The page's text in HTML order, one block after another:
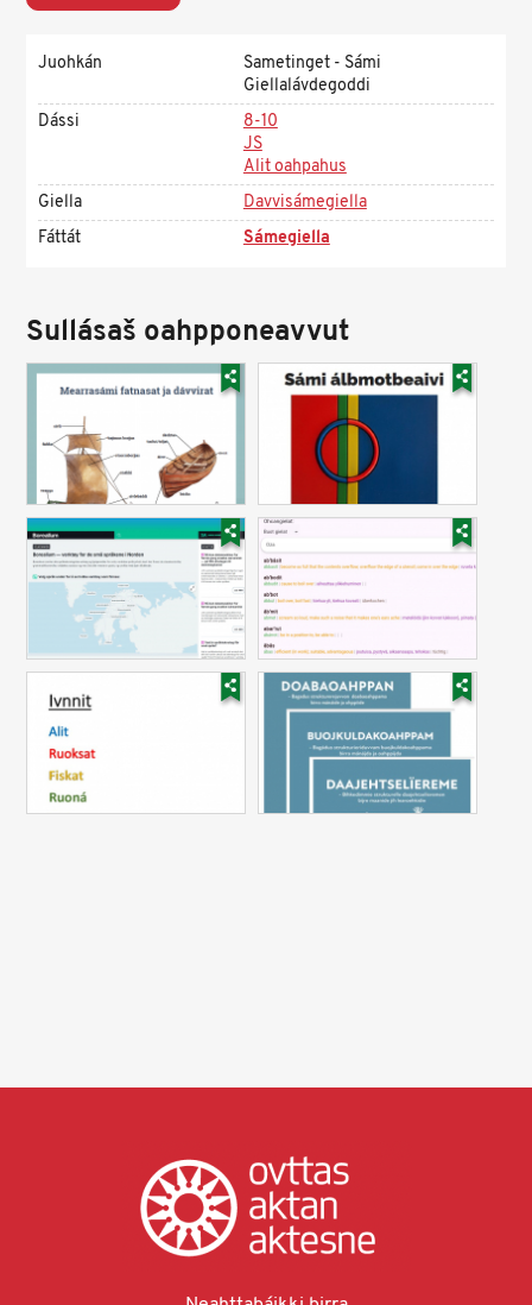
Juohkán
Sametinget - Sámi
Giellalávdegoddi
Dássi
8-10
JS
Alit oahpahus
Giella
Davvisámegiella
Fáttát
Sámegiella
Sullásaš oahpponeavvut